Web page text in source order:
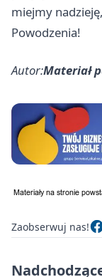
miejmy
Powodzenia!
Autor:Materiał
Zaobserwuj nas!